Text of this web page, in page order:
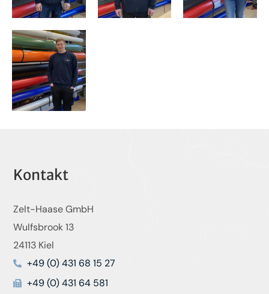
Kontakt
Zelt-Haase GmbH
Wulfsbrook 13
24113 Kiel
+49 (0) 431 68 15 27
+49 (0) 431 64 581